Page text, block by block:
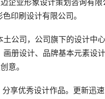
企业形象设计策划咨询有限
印刷设计有限公司。
土公司，公司旗下的设计中心
册设计、品牌基本元素设计
意。
享优秀设计作品。更新迅速